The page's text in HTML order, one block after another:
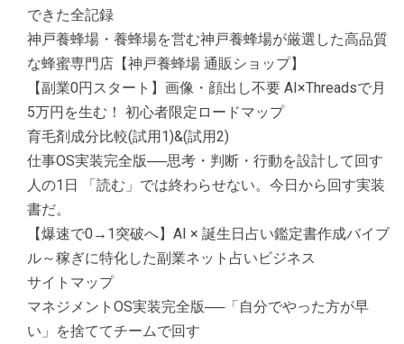
できた全記録
神戸養蜂場・養蜂場を営む神戸養蜂場が厳選した高品質
な蜂蜜専門店【神戸養蜂場 通販ショップ】
【副業0円スタート】画像・顔出し不要 AI×Threadsで月
5万円を生む！ 初心者限定ロードマップ
育毛剤成分比較(試用1)&(試用2)
仕事OS実装完全版──思考・判断・行動を設計して回す
人の1日 「読む」では終わらせない。今日から回す実装
書だ。
【爆速で0→1突破へ】AI × 誕生日占い鑑定書作成バイブ
ル～稼ぎに特化した副業ネット占いビジネス
サイトマップ
マネジメントOS実装完全版──「自分でやった方が早
い」を捨ててチームで回す